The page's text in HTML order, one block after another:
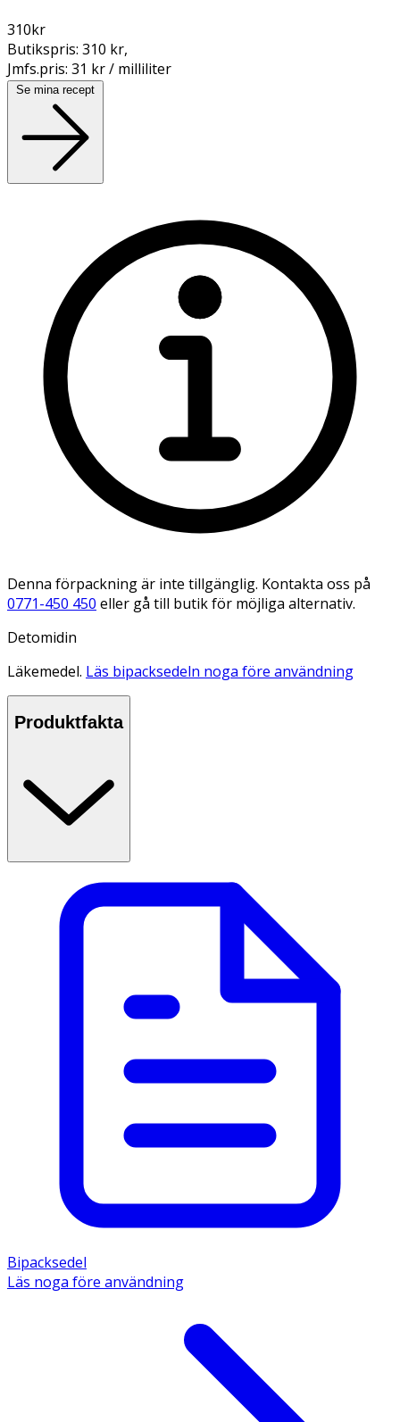
310kr
Butikspris: 310 kr,
Jmfs.pris: 31 kr / milliliter
Se mina recept
Denna förpackning är inte tillgänglig. Kontakta oss på
0771-450 450 eller gå till butik för möjliga alternativ.
Detomidin
Läkemedel. Läs bipacksedeln noga före användning
Produktfakta
Bipacksedel
Läs noga före användning